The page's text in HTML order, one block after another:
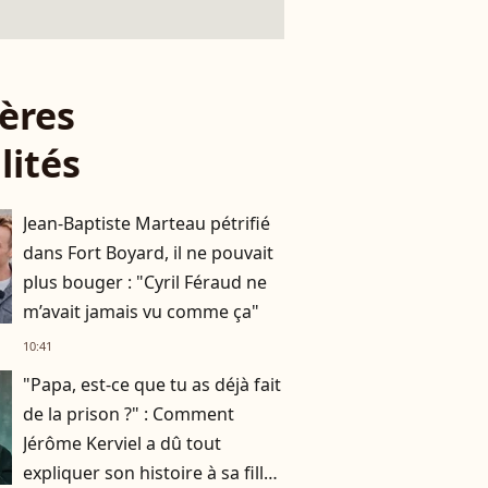
Jean-Baptiste Marteau pétrifié
dans Fort Boyard, il ne pouvait
plus bouger : "Cyril Féraud ne
m’avait jamais vu comme ça"
10:41
"Papa, est-ce que tu as déjà fait
de la prison ?" : Comment
Jérôme Kerviel a dû tout
expliquer son histoire à sa fille